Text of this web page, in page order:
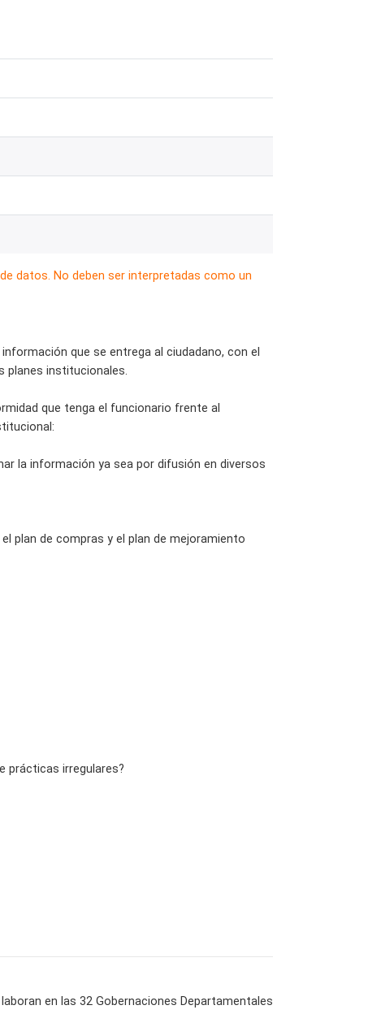
datos. No deben ser interpretadas como un
que se entrega al ciudadano, con el
planes institucionales.
que tenga el funcionario frente al
la información ya sea por difusión en diversos
plan de compras y el plan de mejoramiento
prácticas irregulares?
en las 32 Gobernaciones Departamentales